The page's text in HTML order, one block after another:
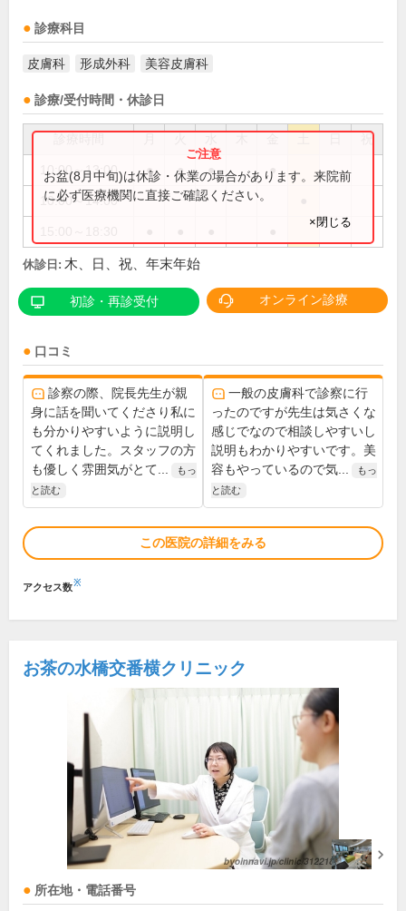
診療科目
皮膚科 形成外科 美容皮膚科
診療/受付時間・休診日
祝
10:00～13:00 ● ● ● ●
10:00～14:00
お盆(8月中旬)は休診・休業の場合があります。来院前
に必ず医療機関に直接ご確認ください。
×閉じる
休診日: 木、日、祝、年末年始
初診・再診受付 オンライン診療
口コミ
診察の際、院長先生が親
身に話を聞いてくださり私に
も分かりやすいように説明し
てくれました。スタッフの方
も優しく雰囲気がとて...
もっ
と読む
一般の皮膚科で診察に行
ったのですが先生は気さくな
感じでなので相談しやすいし
説明もわかりやすいです。美
容もやっているので気...
もっ
と読む
この医院の詳細をみる
アクセス数※
お茶の水橋交番横クリニック
所在地・電話番号